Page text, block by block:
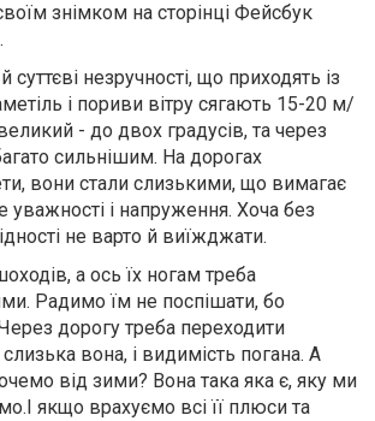
знімком на сторінці Фейсбук
суттєві незручності, що приходять із
і пориви вітру сягають 15-20 м/
- до двох градусів, та через
сильнішим. На дорогах
вони стали слизькими, що вимагає
уважності і напруження. Хоча без
не варто й виїжджати.
а ось їх ногам треба
Радимо їм не поспішати, бо
дорогу треба переходити
вона, і видимість погана. А
від зими? Вона така яка є, яку ми
якщо врахуємо всі її плюси та